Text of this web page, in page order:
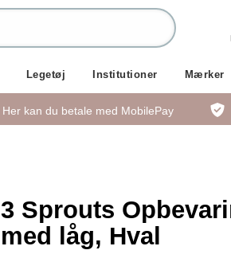
Legetøj Institutioner Mærker
Her kan du betale med MobilePay
3 Sprouts
med låg, Hval